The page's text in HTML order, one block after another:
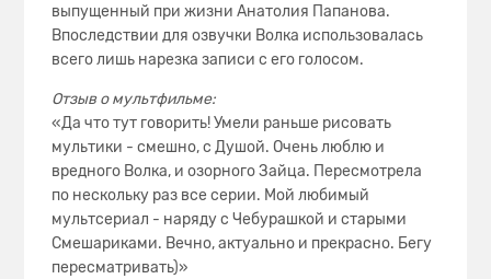
выпущенный при жизни Анатолия Папанова.
Впоследствии для озвучки Волка использовалась
всего лишь нарезка записи с его голосом.
Отзыв о мультфильме:
«Да что тут говорить! Умели раньше рисовать
мультики - смешно, с Душой. Очень люблю и
вредного Волка, и озорного Зайца. Пересмотрела
по нескольку раз все серии. Мой любимый
мультсериал - наряду с Чебурашкой и старыми
Смешариками. Вечно, актуально и прекрасно. Бегу
пересматривать)»